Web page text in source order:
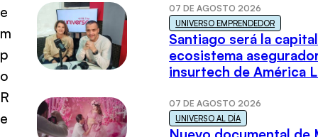
e
m
p
o
R
e
07 DE AGOSTO 2026
UNIVERSO EMPRENDEDOR
Santiago será la
ecosistema
insurtech de América
07 DE AGOSTO 2026
UNIVERSO AL DÍA